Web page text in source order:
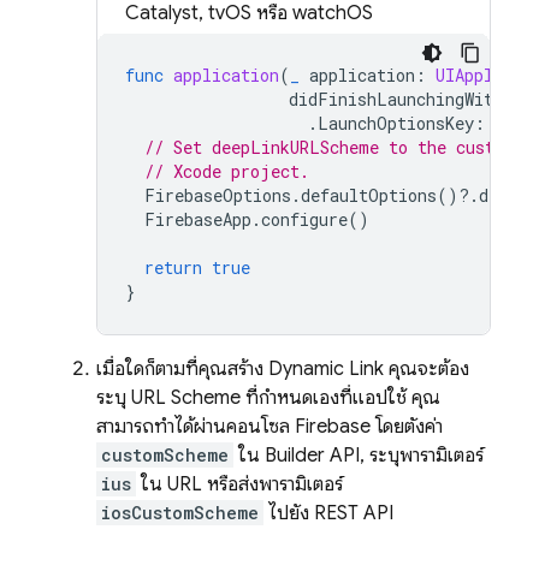
Catalyst, tvOS หรือ watchOS
func application( application :
. LaunchOptionsKey :
// Set deepLinkURLScheme to the custom
// Xcode project.
FirebaseOptions .defaultOptions()?.
FirebaseApp .configure()
return true
}
เมื่อใดก็ตามที่คุณสร้าง Dynamic Link คุณจะต้อง
ระบุ URL Scheme ที่กำหนดเองที่แอปใช้ คุณ
สามารถทำได้ผ่านคอนโซล Firebase โดยตั้งค่า
customScheme ใน Builder API, ระบุพารามิเตอร์
ius ใน URL หรือส่งพารามิเตอร์
iosCustomScheme ไปยัง REST API